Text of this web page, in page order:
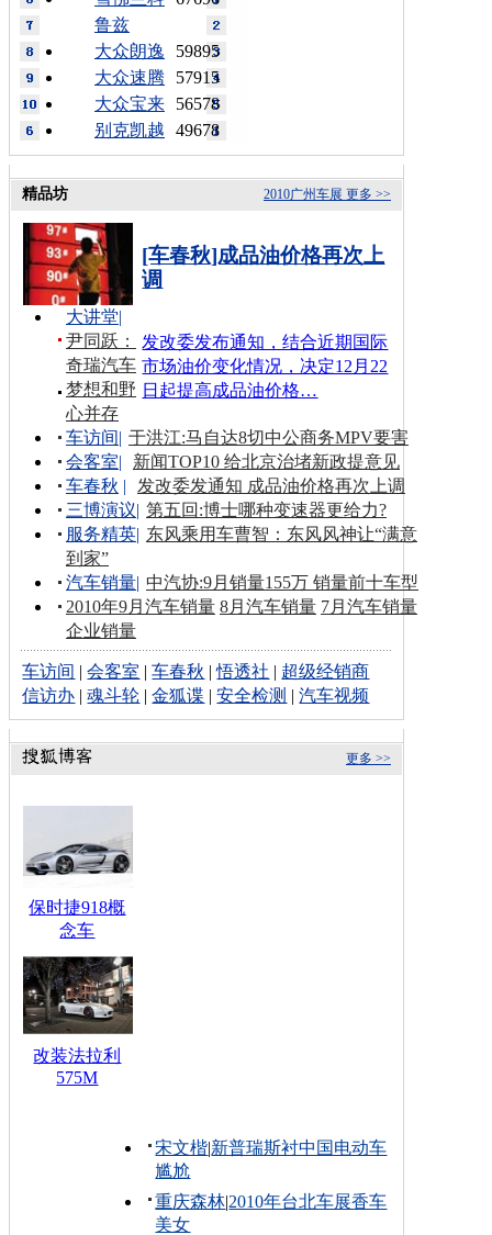
鲁兹
59895
大众朗逸
57915
大众速腾
56578
大众宝来
49678
别克凯越
更多 >>
2010广州车展
精品坊
[车春秋]成品油价格再次上
调
发改委发布通知，结合近期国际
市场油价变化情况，决定12月22
日起提高成品油价格…
大讲堂|
尹同跃：
奇瑞汽车
梦想和野
心并存
车访间| 于洪江:马自达8切中公商务MPV要害
会客室|
新闻TOP10 给北京治堵新政提意见
车春秋 |
发改委发通知 成品油价格再次上调
三博演议| 第五回:博士哪种变速器更给力?
服务精英| 东风乘用车曹智：东风风神让“满意
到家”
汽车销量| 中汽协:9月销量155万 销量前十车型
2010年9月汽车销量 8月汽车销量 7月汽车销量
企业销量
车访间 |会客室 |车春秋 |悟透社 | 超级经销商
信访办 |魂斗轮 |金狐谍 |安全检测 |汽车视频
更多 >>
保时捷918概
念车
改装法拉利
575M
宋文楷|新普瑞斯衬中国电动车
尴尬
重庆森林|2010年台北车展香车
美女